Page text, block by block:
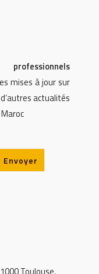
mises à jour sur
actualités